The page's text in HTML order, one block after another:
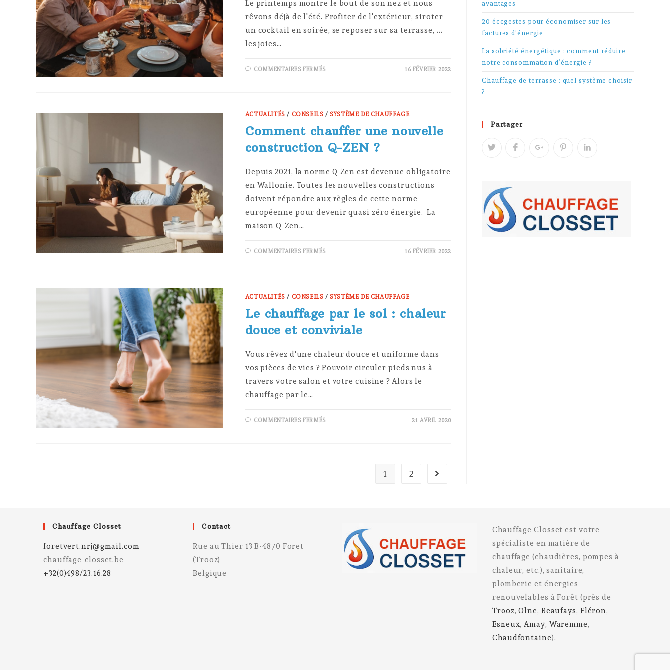
Le printemps montre le bout de son nez et nous
rêvons déjà de l'été. Profiter de l'extérieur, siroter
un cocktail en soirée, se reposer sur sa terrasse, ...
les joies…
COMMENTAIRES FERMÉSSUR
CHOISIR
16 FÉVRIER 2022
ACTUALITÉS / CONSEILS /SYSTÈME DE CHAUFFAGE
Comment chauffer une nouvelle
construction Q-ZEN ?
Depuis 2021, la norme Q-Zen est devenue obligatoire
en Wallonie. Toutes les nouvelles constructions
doivent répondre aux règles de cette norme
européenne pour devenir quasi zéro énergie. La
maison Q-Zen…
COMMENTAIRES FERMÉSSUR
ZEN
16 FÉVRIER 2022
ACTUALITÉS / CONSEILS /SYSTÈME DE CHAUFFAGE
Le chauffage par le sol : chaleur
douce et conviviale
Vous rêvez d'une chaleur douce et uniforme dans
vos pièces de vies ? Pouvoir circuler pieds nus à
travers votre salon et votre cuisine ? Alors le
chauffage par le…
COMMENTAIRES FERMÉSSUR
21 AVRIL 2020
1 2 Go to the next page
avantages
20 écogestes pour économiser sur les
factures d’énergie
La sobriété énergétique : comment réduire
notre consommation d’énergie ?
Chauffage de terrasse : quel système choisir
?
Partager
Chauffage Closset
foretvert.nrj@gmail.com
chauffage-closset.be
+32(0)498/23.16.28
Contact
Rue au Thier 13 B-4870 Foret
(Trooz)
Belgique
Chauffage Closset est votre
spécialiste en matière de
chauffage (chaudières, pompes à
chaleur, etc.), sanitaire,
plomberie et énergies
renouvelables à Forêt (près de
Trooz,Olne, Beaufays, Fléron,
Esneux,Amay, Waremme,
Chaudfontaine).